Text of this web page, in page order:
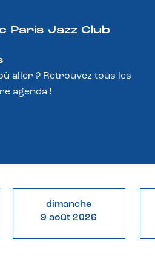
Paris Jazz Club
aller ? Retrouvez tous les
agenda !
dimanche
9 août 2026